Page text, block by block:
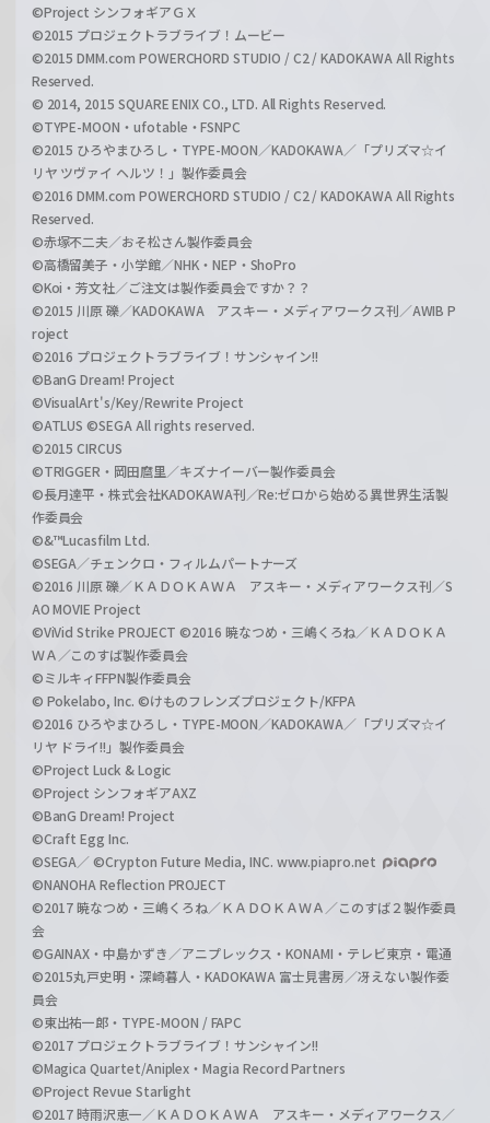
©Project シンフォギアＧＸ
©2015 プロジェクトラブライブ！ムービー
©2015 DMM.com POWERCHORD STUDIO / C2 / KADOKAWA All Rights
Reserved.
© 2014, 2015 SQUARE ENIX CO., LTD. All Rights Reserved.
©TYPE-MOON・ufotable・FSNPC
©2015 ひろやまひろし・TYPE-MOON／KADOKAWA／「プリズマ☆イ
リヤ ツヴァイ ヘルツ！」製作委員会
©2016 DMM.com POWERCHORD STUDIO / C2 / KADOKAWA All Rights
Reserved.
©赤塚不二夫／おそ松さん製作委員会
©高橋留美子・小学館／NHK・NEP・ShoPro
©Koi・芳文社／ご注文は製作委員会ですか？？
©2015 川原 礫／KADOKAWA アスキー・メディアワークス刊／AWIB P
roject
©2016 プロジェクトラブライブ！サンシャイン!!
©BanG Dream! Project
©VisualArt's/Key/Rewrite Project
©ATLUS ©SEGA All rights reserved.
©2015 CIRCUS
©TRIGGER・岡田麿里／キズナイーバー製作委員会
©長月達平・株式会社KADOKAWA刊／Re:ゼロから始める異世界生活製
作委員会
©&™Lucasfilm Ltd.
©SEGA／チェンクロ・フィルムパートナーズ
©2016 川原 礫／ＫＡＤＯＫＡＷＡ アスキー・メディアワークス刊／S
AO MOVIE Project
©ViVid Strike PROJECT ©2016 暁なつめ・三嶋くろね／ＫＡＤＯＫＡ
ＷＡ／このすば製作委員会
©ミルキィFFPN製作委員会
© Pokelabo, Inc. ©けものフレンズプロジェクト/KFPA
©2016 ひろやまひろし・TYPE-MOON／KADOKAWA／「プリズマ☆イ
リヤ ドライ!!」製作委員会
©Project Luck & Logic
©Project シンフォギアAXZ
©BanG Dream! Project
©Craft Egg Inc.
©SEGA／ ©Crypton Future Media, INC. www.piapro.net
©NANOHA Reflection PROJECT
©2017 暁なつめ・三嶋くろね／ＫＡＤＯＫＡＷＡ／このすば２製作委員
会
©GAINAX・中島かずき／アニプレックス・KONAMI・テレビ東京・電通
©2015丸戸史明・深崎暮人・KADOKAWA 富士見書房／冴えない製作委
員会
©東出祐一郎・TYPE-MOON / FAPC
©2017 プロジェクトラブライブ！サンシャイン!!
©Magica Quartet/Aniplex・Magia Record Partners
©Project Revue Starlight
©2017 時雨沢恵一／ＫＡＤＯＫＡＷＡ アスキー・メディアワークス／